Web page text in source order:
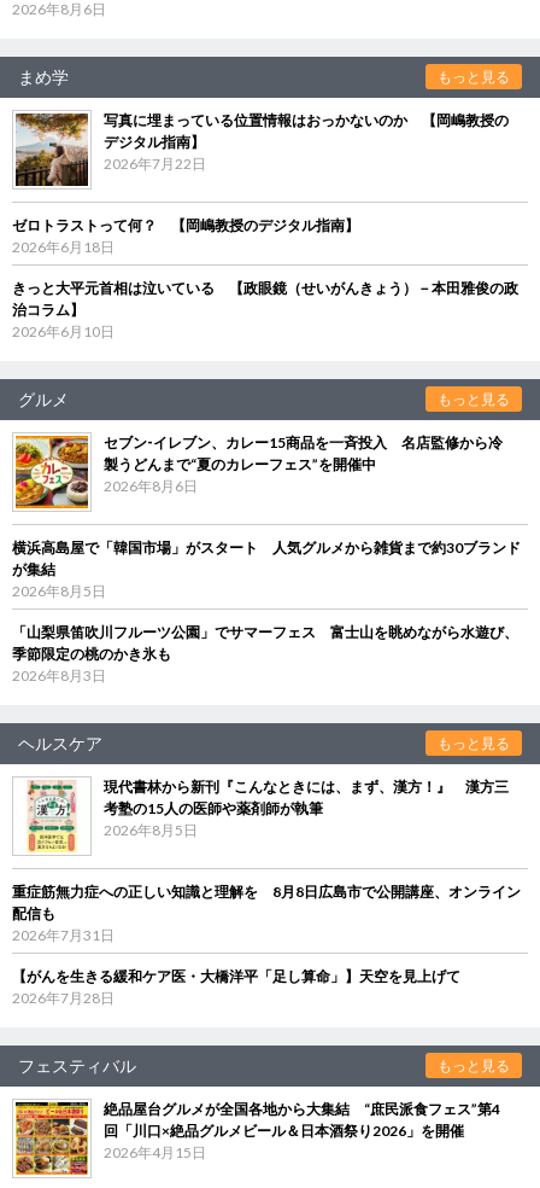
2026年8月6日
まめ学 もっと見る
写真に埋まっている位置情報はおっかないのか 【岡嶋教授の
デジタル指南】
2026年7月22日
ゼロトラストって何？ 【岡嶋教授のデジタル指南】
2026年6月18日
きっと大平元首相は泣いている 【政眼鏡（せいがんきょう）－本田雅俊の政
治コラム】
2026年6月10日
グルメ もっと見る
セブン‐イレブン、カレー15商品を一斉投入 名店監修から冷
製うどんまで“夏のカレーフェス”を開催中
2026年8月6日
横浜高島屋で「韓国市場」がスタート 人気グルメから雑貨まで約30ブランド
が集結
2026年8月5日
「山梨県笛吹川フルーツ公園」でサマーフェス 富士山を眺めながら水遊び、
季節限定の桃のかき氷も
2026年8月3日
ヘルスケア もっと見る
現代書林から新刊『こんなときには、まず、漢方！』 漢方三
考塾の15人の医師や薬剤師が執筆
2026年8月5日
重症筋無力症への正しい知識と理解を 8月8日広島市で公開講座、オンライン
配信も
2026年7月31日
【がんを生きる緩和ケア医・大橋洋平「足し算命」】天空を見上げて
2026年7月28日
フェスティバル もっと見る
絶品屋台グルメが全国各地から大集結 “庶民派食フェス”第4
回「川口×絶品グルメビール＆日本酒祭り2026」を開催
2026年4月15日